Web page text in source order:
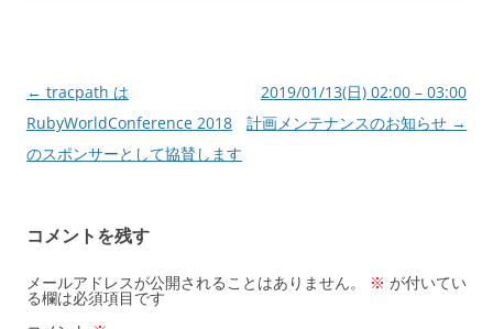
投
稿
ナ
ー
シ
ョ
← tracpath は
RubyWorldConference 2018
のスポンサーとして協賛します
2019/01/13(日) 02:00 – 03:00
計画メンテナンスのお知らせ →
コメントを残す
メールアドレスが公開されることはありません。 ※ が付いてい
る欄は必須項目です